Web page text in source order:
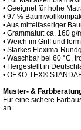
• Geeignet für hohe
• 97 %
• Aus mittelfaseriger
• Grammatur: ca. 160
• Weich im Griff und
• Starkes Flexima-
• Waschbar bei 60 °C,
• Hergestellt in
• OEKO-TEX®
Muster- &
Für eine sichere
an.